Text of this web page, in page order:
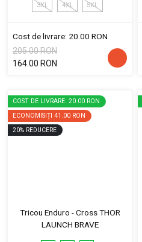
3XL 4XL 5XL
Cost de livrare: 20.00 RON
205.00 RON
164.00 RON
COST DE LIVRARE: 20.00 RON
ECONOMISIȚI 41.00 RON
20% REDUCERE
Tricou Enduro - Cross THOR
LAUNCH BRAVE